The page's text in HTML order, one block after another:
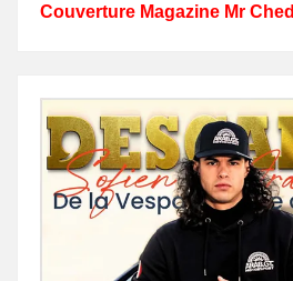
Couverture Magazine Mr